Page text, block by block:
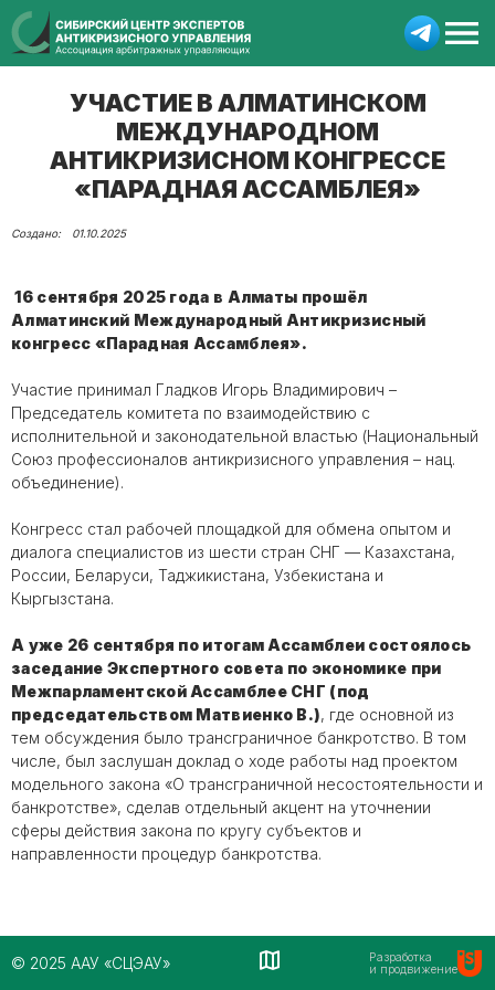
УЧАСТИЕ В АЛМАТИНСКОМ
МЕЖДУНАРОДНОМ
АНТИКРИЗИСНОМ КОНГРЕССЕ
«ПАРАДНАЯ АССАМБЛЕЯ»
01.10.2025
16 сентября 2025 года в Алматы прошёл
Алматинский Международный Антикризисный
конгресс «Парадная Ассамблея».
Участие принимал Гладков Игорь Владимирович –
Председатель комитета по взаимодействию с
исполнительной и законодательной властью (Национальный
Союз профессионалов антикризисного управления – нац.
объединение).
Конгресс стал рабочей площадкой для обмена опытом и
диалога специалистов из шести стран СНГ — Казахстана,
России, Беларуси, Таджикистана, Узбекистана и
Кыргызстана.
А уже 26 сентября по итогам Ассамблеи состоялось
заседание Экспертного совета по экономике при
Межпарламентской Ассамблее СНГ (под
председательством Матвиенко В.), где основной из
тем обсуждения было трансграничное банкротство. В том
числе, был заслушан доклад о ходе работы над проектом
модельного закона «О трансграничной несостоятельности и
банкротстве», сделав отдельный акцент на уточнении
сферы действия закона по кругу субъектов и
направленности процедур банкротства.
© 2025 ААУ «СЦЭАУ»
Разработка
и продвижение